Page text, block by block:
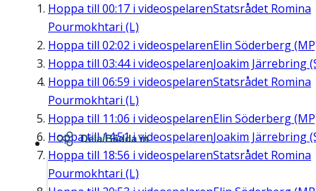
Hoppa till 00:17 i videospelarenStatsrådet Romina
Pourmokhtari (L)
Hoppa till 02:02 i videospelarenElin Söderberg
Hoppa till 03:44i videospelarenJoakim Järrebring
Hoppa till 06:59 i videospelarenStatsrådet Romina
Pourmokhtari (L)
Hoppa till 11:06 i videospelarenElin Söderberg
Hoppa till14:51i videospelarenJoakim Järrebring
Hoppa till 18:56 i videospelarenStatsrådet Romina
Pourmokhtari (L)
Dela/Bädda in